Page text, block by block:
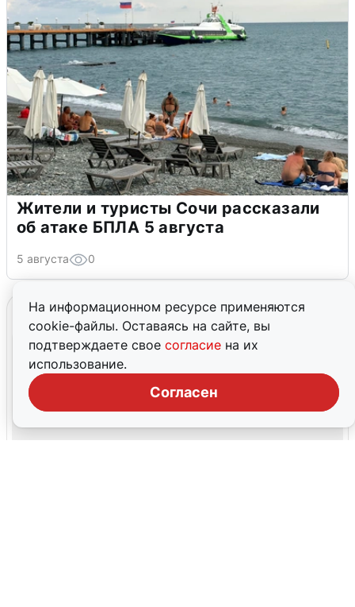
На информационном ресурсе применяются
cookie-файлы. Оставаясь на сайте, вы
подтверждаете свое согласие на их
использование.
Согласен
Жители и туристы Сочи рассказали
об атаке БПЛА 5 августа
5 августа 0